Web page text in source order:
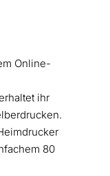
Online-
ihr
80